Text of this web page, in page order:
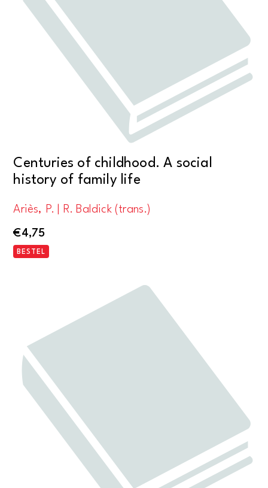
Centuries of childhood. A social
history of family life
Ariès, P. | R. Baldick (trans.)
€4,75
BESTEL